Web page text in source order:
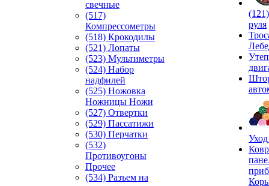
свечные
(517)
Компрессометры
(518) Крокодилы
(521) Лопаты
(523) Мультиметры
(524) Набор
надфилей
(525) Ножовка
Ножницы Ножи
(527) Отвертки
(529) Пассатижи
(530) Перчатки
(532)
Противоугоны
Прочее
(534) Разъем на
руля
Уход